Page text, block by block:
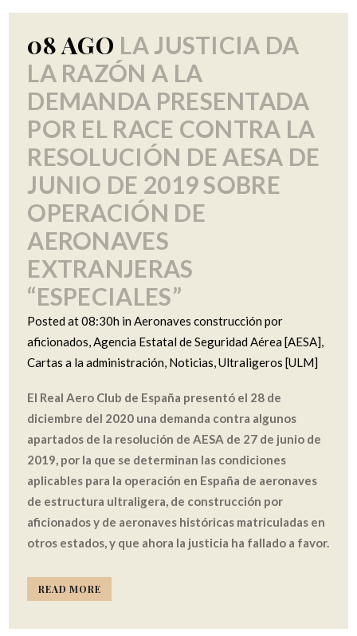
08 AGO LA JUSTICIA DA
LA RAZÓN A LA
DEMANDA PRESENTADA
POR EL RACE CONTRA LA
RESOLUCIÓN DE AESA DE
JUNIO DE 2019 SOBRE
OPERACIÓN DE
AERONAVES
EXTRANJERAS
“ESPECIALES”
Posted at 08:30h inAeronaves construcción por
aficionados,Agencia Estatal de Seguridad Aérea [AESA],
Cartas a la administración, Noticias,Ultraligeros [ULM]
El Real Aero Club de España presentó el 28 de
diciembre del 2020 una demanda contra algunos
apartados de la resolución de AESA de 27 de junio de
2019, por la que se determinan las condiciones
aplicables para la operación en España de aeronaves
de estructura ultraligera, de construcción por
aficionados y de aeronaves históricas matriculadas en
otros estados, y que ahora la justicia ha fallado a favor.
READ MORE